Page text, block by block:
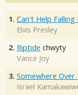
1. Can't Help Falling
Elvis Presley
2. Riptide chwyty
Vance Joy
3. Somewhere Over
Israel